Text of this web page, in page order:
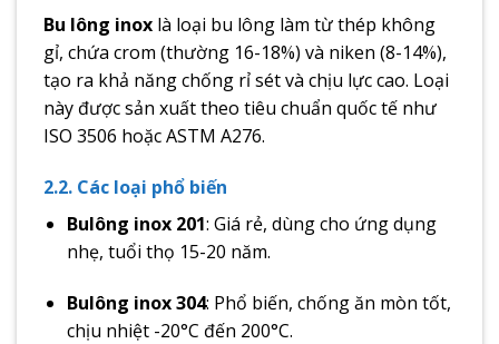
Bu lông inox là loại bu lông làm từ thép không
gỉ, chứa crom (thường 16-18%) và niken (8-14%),
tạo ra khả năng chống rỉ sét và chịu lực cao. Loại
này được sản xuất theo tiêu chuẩn quốc tế như
ISO 3506 hoặc ASTM A276.
2.2. Các loại phổ biến
Bulông inox 201: Giá rẻ, dùng cho ứng dụng
nhẹ, tuổi thọ 15-20 năm.
Bulông inox 304: Phổ biến, chống ăn mòn tốt,
chịu nhiệt -20°C đến 200°C.